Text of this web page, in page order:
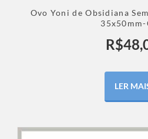
Ovo Yoni de Obsidiana
35x50mm-
R$
LER